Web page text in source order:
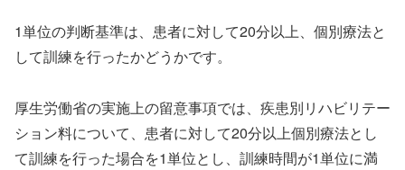
1単位の判断基準は、患者に対して20分以上、個別療法と
して訓練を行ったかどうかです。
厚生労働省の実施上の留意事項では、疾患別リハビリテー
ション料について、患者に対して20分以上個別療法とし
て訓練を行った場合を1単位とし、訓練時間が1単位に満